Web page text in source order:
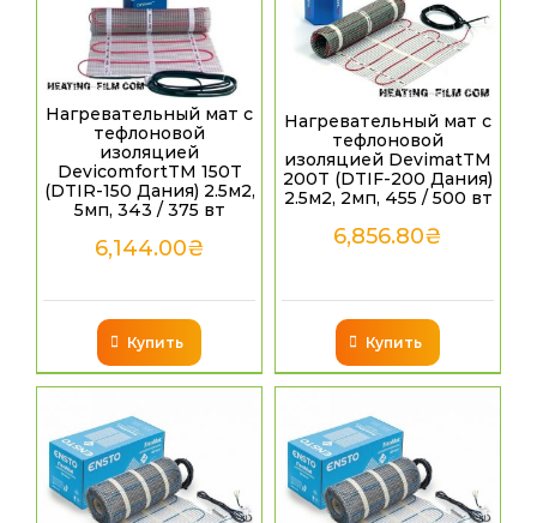
Нагревательный мат с
тефлоновой
изоляцией
DevicomfortTM 150T
(DTIR-150 Дания) 2.5м2,
5мп, 343 / 375 вт
6,144.00₴
Купить
Нагревательный мат с
тефлоновой
изоляцией DevimatTM
200T (DTIF-200 Дания)
2.5м2, 2мп, 455 / 500 вт
6,856.80₴
Купить